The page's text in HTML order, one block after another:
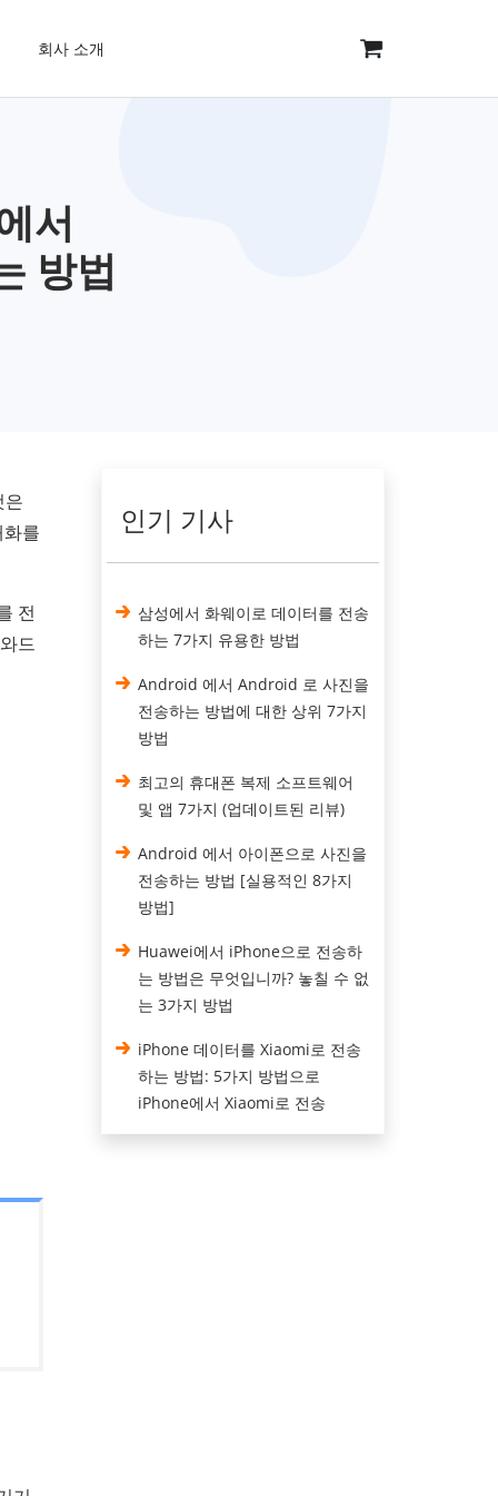
회사 소개
서
방법
은
를
전
드
인기 기사
삼성에서 화웨이로 데이터를 전송
하는 7가지 유용한 방법
Android 에서 Android 로 사진을
전송하는 방법에 대한 상위 7가지
방법
최고의 휴대폰 복제 소프트웨어
및 앱 7가지 (업데이트된 리뷰)
Android 에서 아이폰으로 사진을
전송하는 방법 [실용적인 8가지
방법]
Huawei에서 iPhone으로 전송하
는 방법은 무엇입니까? 놓칠 수 없
는 3가지 방법
iPhone 데이터를 Xiaomi로 전송
하는 방법: 5가지 방법으로
iPhone에서 Xiaomi로 전송